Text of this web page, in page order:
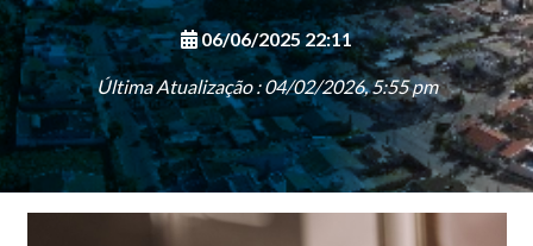
06/06/2025 22:11
Última Atualização : 04/02/2026, 5:55 pm